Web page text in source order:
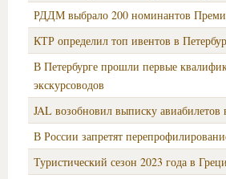
РДДМ выбрало 200 номинантов
КТР определил топ ивентов в
В Петербурге прошли первые
экскурсоводов
JAL возобновил выписку
В России запретят
Туристический сезон 2023 года в